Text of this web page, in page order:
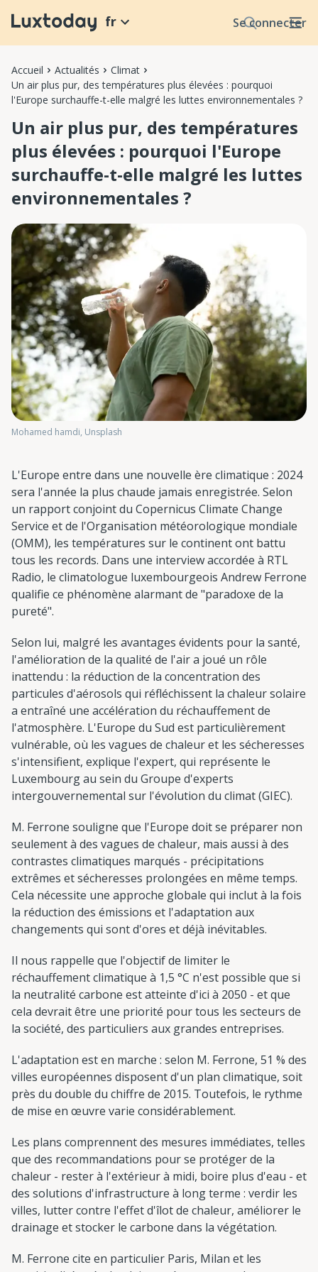
Se connecter
fr
Accueil Actualités
Climat
Un air plus pur, des températures plus élevées : pourquoi
l'Europe surchauffe-t-elle malgré les luttes environnementales ?
Un air plus pur, des températures
plus élevées : pourquoi l'Europe
surchauffe-t-elle malgré les luttes
environnementales ?
Mohamed hamdi, Unsplash
L'Europe entre dans une nouvelle ère climatique : 2024
sera l'année la plus chaude jamais enregistrée. Selon
un rapport conjoint du Copernicus Climate Change
Service et de l'Organisation météorologique mondiale
(OMM), les températures sur le continent ont battu
tous les records. Dans une interview accordée à RTL
Radio, le climatologue luxembourgeois Andrew Ferrone
qualifie ce phénomène alarmant de "paradoxe de la
pureté".
Selon lui, malgré les avantages évidents pour la santé,
l'amélioration de la qualité de l'air a joué un rôle
inattendu : la réduction de la concentration des
particules d'aérosols qui réfléchissent la chaleur solaire
a entraîné une accélération du réchauffement de
l'atmosphère. L'Europe du Sud est particulièrement
vulnérable, où les vagues de chaleur et les sécheresses
s'intensifient, explique l'expert, qui représente le
Luxembourg au sein du Groupe d'experts
intergouvernemental sur l'évolution du climat (GIEC).
M. Ferrone souligne que l'Europe doit se préparer non
seulement à des vagues de chaleur, mais aussi à des
contrastes climatiques marqués - précipitations
extrêmes et sécheresses prolongées en même temps.
Cela nécessite une approche globale qui inclut à la fois
la réduction des émissions et l'adaptation aux
changements qui sont d'ores et déjà inévitables.
Il nous rappelle que l'objectif de limiter le
réchauffement climatique à 1,5 °C n'est possible que si
la neutralité carbone est atteinte d'ici à 2050 - et que
cela devrait être une priorité pour tous les secteurs de
la société, des particuliers aux grandes entreprises.
L'adaptation est en marche : selon M. Ferrone, 51 % des
villes européennes disposent d'un plan climatique, soit
près du double du chiffre de 2015. Toutefois, le rythme
de mise en œuvre varie considérablement.
Les plans comprennent des mesures immédiates, telles
que des recommandations pour se protéger de la
chaleur - rester à l'extérieur à midi, boire plus d'eau - et
des solutions d'infrastructure à long terme : verdir les
villes, lutter contre l'effet d'îlot de chaleur, améliorer le
drainage et stocker le carbone dans la végétation.
M. Ferrone cite en particulier Paris, Milan et les